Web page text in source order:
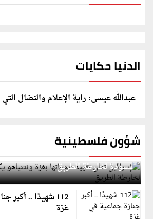
الدنيا حكايات
عبدالله عيسى: راية الإعلام والنضال
شؤون فلسطينية
إسرائيل تعلن تقييد هجماتها بغزة
مسودة لخارطة الطريق
112 شهيدًا .. أكبر
غزة